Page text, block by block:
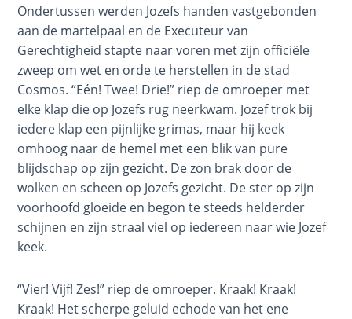
The Gospel
of John:
Manifesting
God’s Glory
- Book 1
The Gospel
of John:
Manifesting
God’s Glory
- Book 2
The Gospel
God’s Glory
- Book 3
Ondertussen werden Jozefs handen vastgebonden
aan de martelpaal en de Executeur van
Gerechtigheid stapte naar voren met zijn officiële
zweep om wet en orde te herstellen in de stad
Cosmos. “Eén! Twee! Drie!” riep de omroeper met
elke klap die op Jozefs rug neerkwam. Jozef trok bij
iedere klap een pijnlijke grimas, maar hij keek
omhoog naar de hemel met een blik van pure
blijdschap op zijn gezicht. De zon brak door de
wolken en scheen op Jozefs gezicht. De ster op zijn
voorhoofd gloeide en begon te steeds helderder
schijnen en zijn straal viel op iedereen naar wie Jozef
keek.
“Vier! Vijf! Zes!” riep de omroeper. Kraak! Kraak!
Kraak! Het scherpe geluid echode van het ene